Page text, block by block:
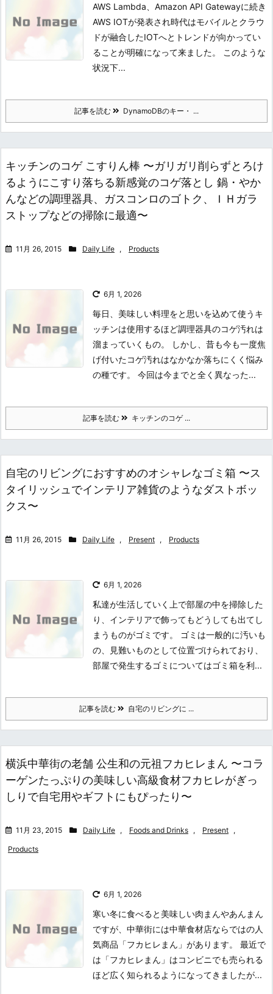
AWS Lambda、Amazon API Gatewayに続き
AWS IOTが発表され時代はモバイルとクラウ
ドが融合したIOTへとトレンドが向かってい
ることが明確になって来ました。 このような
状況下...
記事を読む DynamoDBのキー・ ...
キッチンのコゲ こすりん棒 〜ガリガリ削らずとろけ
るようにこすり落ちる新感覚のコゲ落とし 鍋・やか
んなどの調理器具、ガスコンロのゴトク、ＩＨガラ
ストップなどの掃除に最適〜
11月 26, 2015 Daily Life , Products
6月 1, 2026
毎日、美味しい料理をと思いを込めて使うキ
ッチンは使用するほど調理器具のコゲ汚れは
溜まっていくもの。 しかし、昔も今も一度焦
げ付いたコゲ汚れはなかなか落ちにくく悩み
の種です。 今回は今までと全く異なった...
記事を読む キッチンのコゲ ...
自宅のリビングにおすすめのオシャレなゴミ箱 〜ス
タイリッシュでインテリア雑貨のようなダストボッ
クス〜
11月 26, 2015 Daily Life , Present , Products
6月 1, 2026
私達が生活していく上で部屋の中を掃除した
り、インテリアで飾ってもどうしても出てし
まうものがゴミです。 ゴミは一般的に汚いも
の、見難いものとして位置づけられており、
部屋で発生するゴミについてはゴミ箱を利...
記事を読む 自宅のリビングに ...
横浜中華街の老舗 公生和の元祖フカヒレまん 〜コラ
ーゲンたっぷりの美味しい高級食材フカヒレがぎっ
しりで自宅用やギフトにもぴったり〜
11月 23, 2015 Daily Life , Foods and Drinks , Present ,
Products
6月 1, 2026
寒い冬に食べると美味しい肉まんやあんまん
ですが、中華街には中華食材店ならではの人
気商品「フカヒレまん」があります。 最近で
は「フカヒレまん」はコンビニでも売られる
ほど広く知られるようになってきましたが...